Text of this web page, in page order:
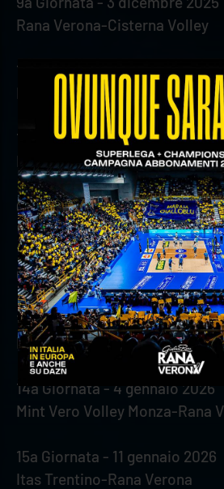
Rana Verona-Cisterna Volley
10a Giornata - 7 dicembre 2025
MA Acqua San Bernardo
11a Giornata - 14 dicembre
Rana Verona-Valsa Group
GIRONE DI RITORNO
12a Giornata - 21 dicembre
Gas Sales Bluenergy
13a Giornata - 26 dicembre
Rana Verona-Yuasa Battery
14a Giornata - 4 gennaio 2026
Mint Vero Volley Monza-Rana
15a Giornata - 11 gennaio 2026
Itas Trentino-Rana Verona